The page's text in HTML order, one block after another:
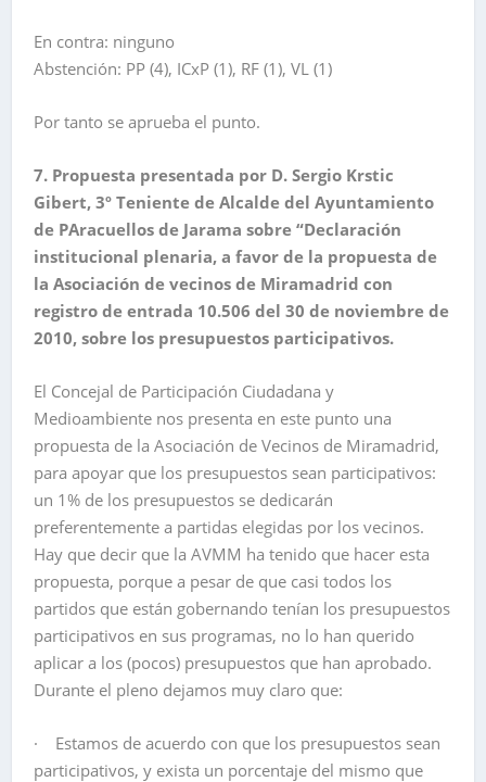
En contra: ninguno
Abstención: PP (4), ICxP (1), RF (1), VL (1)
Por tanto se aprueba el punto.
7. Propuesta presentada por D. Sergio Krstic
Gibert, 3º Teniente de Alcalde del Ayuntamiento
de PAracuellos de Jarama sobre “Declaración
institucional plenaria, a favor de la propuesta de
la Asociación de vecinos de Miramadrid con
registro de entrada 10.506 del 30 de noviembre de
2010, sobre los presupuestos participativos.
El Concejal de Participación Ciudadana y
Medioambiente nos presenta en este punto una
propuesta de la Asociación de Vecinos de Miramadrid,
para apoyar que los presupuestos sean participativos:
un 1% de los presupuestos se dedicarán
preferentemente a partidas elegidas por los vecinos.
Hay que decir que la AVMM ha tenido que hacer esta
propuesta, porque a pesar de que casi todos los
partidos que están gobernando tenían los presupuestos
participativos en sus programas, no lo han querido
aplicar a los (pocos) presupuestos que han aprobado.
Durante el pleno dejamos muy claro que:
· Estamos de acuerdo con que los presupuestos sean
participativos, y exista un porcentaje del mismo que